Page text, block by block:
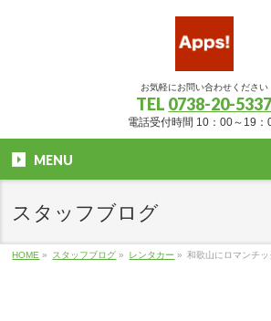
お気軽にお問い合わせください
TEL 0738-20-5337
電話受付時間 10：00～19：
MENU
スタッフブログ
HOME » スタッフブログ » レンタカー » 和歌山にロマンチ